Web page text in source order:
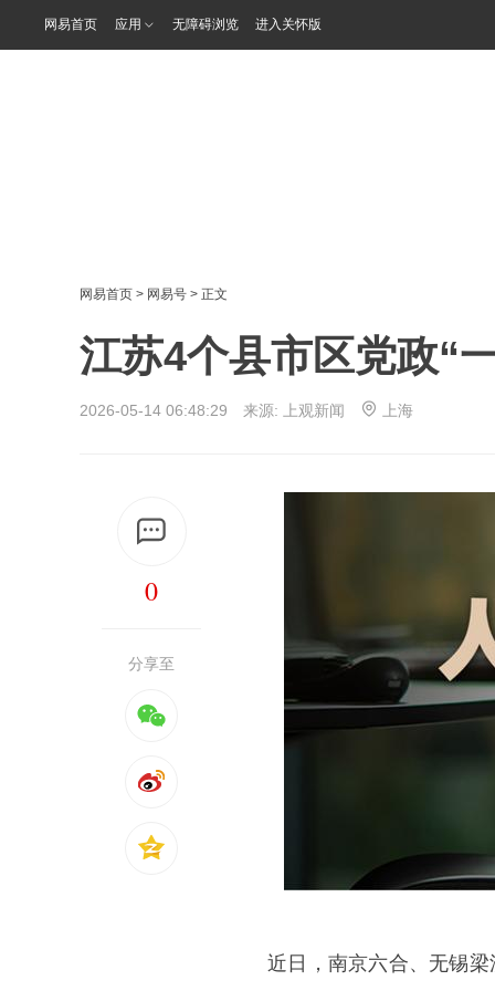
网易首页 应用 无障碍浏览 进入关怀版
网易首页 > 网易号 > 正文
江苏4个县市区党政“
2026-05-14 06:48:29 来源: 上观新闻 上海
0
分享至
近日，南京六合、无锡